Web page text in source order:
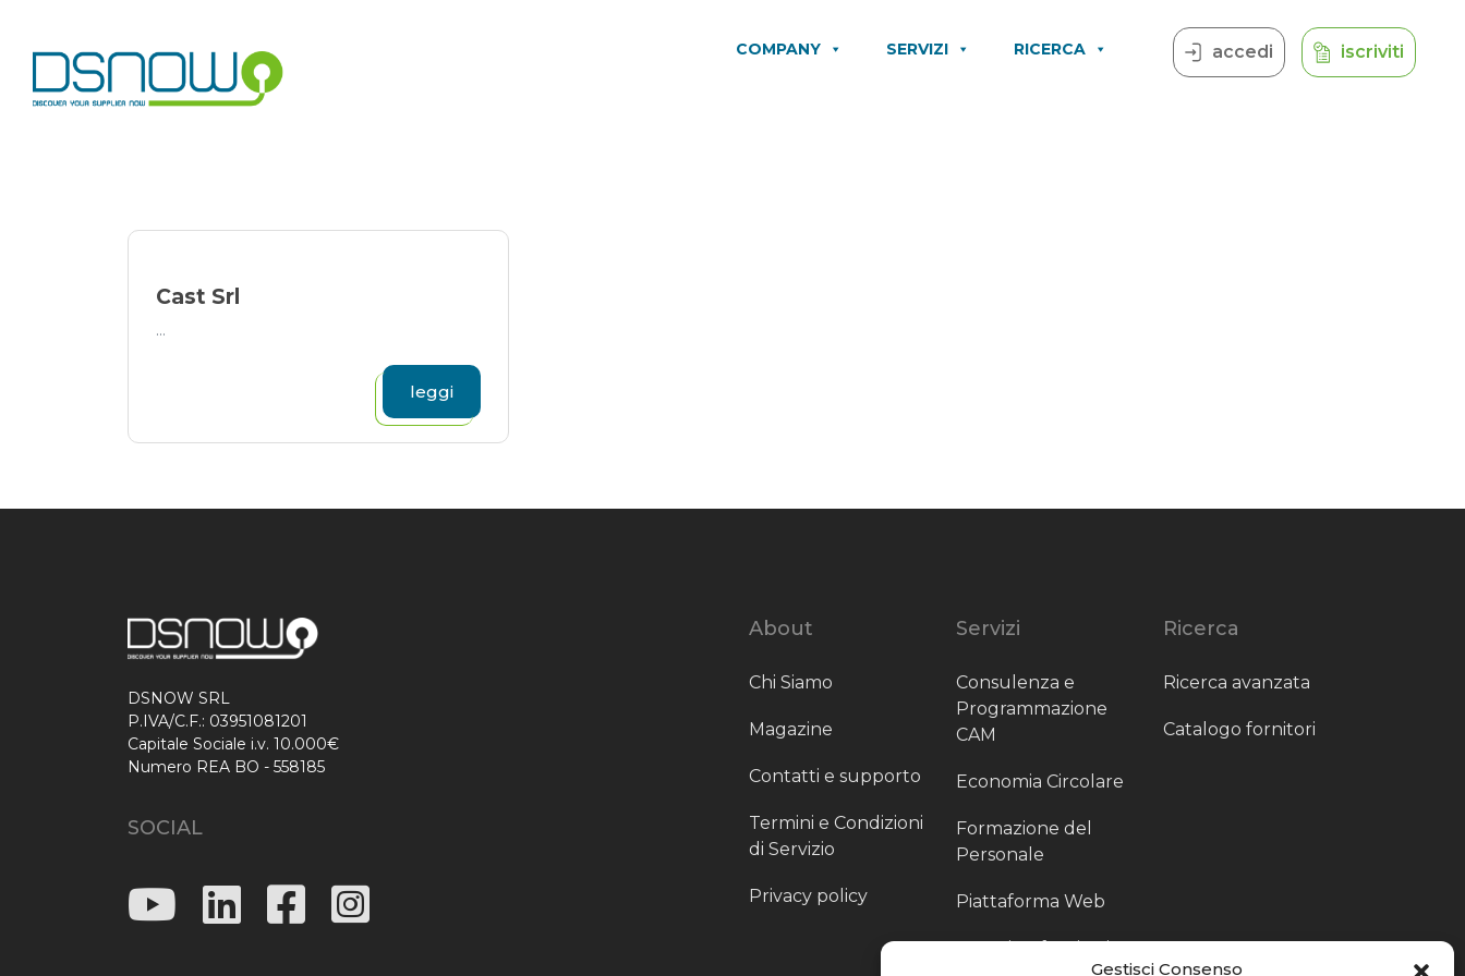
Gestisci Consenso
content
COMPANY SERVIZI RICERCA accedi iscriviti
Cast Srl
...
leggi
DSNOW SRL
P.IVA/C.F.: 03951081201
Capitale Sociale i.v. 10.000€
Numero REA BO - 558185
SOCIAL
About
Chi Siamo
Magazine
Contatti e supporto
Termini e Condizioni
di Servizio
Privacy policy
Servizi
Consulenza e
Programmazione
CAM
Economia Circolare
Formazione del
Personale
Piattaforma Web
Scouting fornitori
Ricerca
Ricerca avanzata
Catalogo fornitori